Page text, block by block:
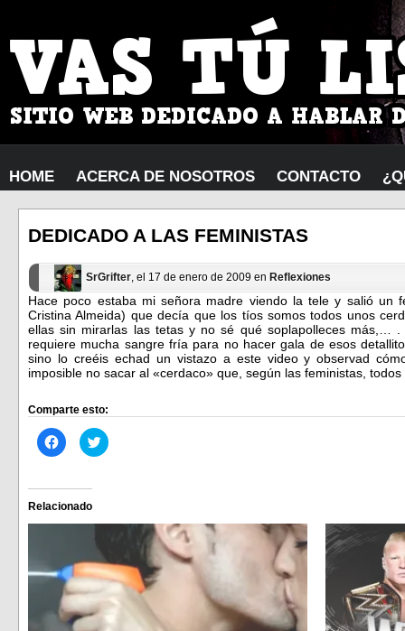
HOME ACERCA DE NOSOTROS CONTACTO
DEDICADO A LAS FEMINISTAS
SrGrifter, el 17 de enero de 2009 en Reflexiones
Hace poco estaba mi señora madre viendo la tele y salió un
Cristina Almeida) que decía que los tíos somos todos unos
ellas sin mirarlas las tetas y no sé qué soplapolleces más,…
requiere mucha sangre fría para no hacer gala de esos
sino lo creéis echad un vistazo a este video y observad
imposible no sacar al «cerdaco» que, según las feministas,
Comparte esto:
Haz
clic
Facebook
(Se
abre
en
ventana
nueva)
Haz
clic
en
ventana
nueva)
Relacionado